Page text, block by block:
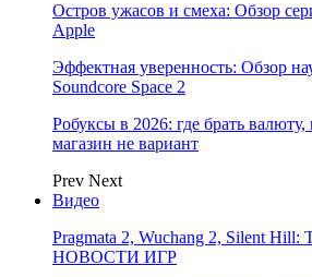
Остров ужасов и смеха: Обзор
Apple
Эффектная уверенность: Обзор
Soundcore Space 2
Робуксы в 2026: где брать
магазин не вариант
Prev Next
Видео
Pragmata 2, Wuchang 2, Silent Hill:
НОВОСТИ ИГР